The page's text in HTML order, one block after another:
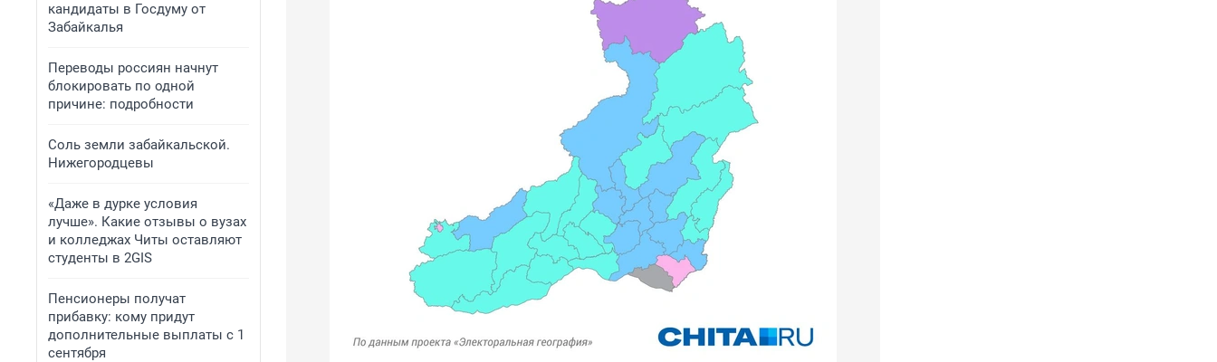
кандидаты в Госдуму от
Забайкалья
Переводы россиян начнут
блокировать по одной
причине: подробности
Соль земли забайкальской.
Нижегородцевы
«Даже в дурке условия
лучше». Какие отзывы о вузах
и колледжах Читы оставляют
студенты в 2GIS
Пенсионеры получат
прибавку: кому придут
дополнительные выплаты с 1
сентября